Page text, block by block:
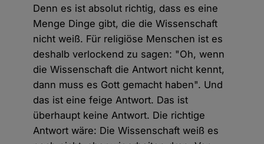
Denn es ist absolut richtig, dass es eine
Menge Dinge gibt, die die Wissenschaft
nicht weiß. Für religiöse Menschen ist es
deshalb verlockend zu sagen: "Oh, wenn
die Wissenschaft die Antwort nicht kennt,
dann muss es Gott gemacht haben". Und
das ist eine feige Antwort. Das ist
überhaupt keine Antwort. Die richtige
Antwort wäre: Die Wissenschaft weiß es